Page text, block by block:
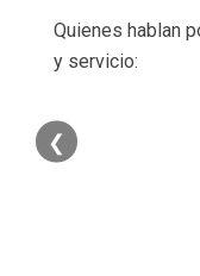
Quienes hablan
y servicio:
❮